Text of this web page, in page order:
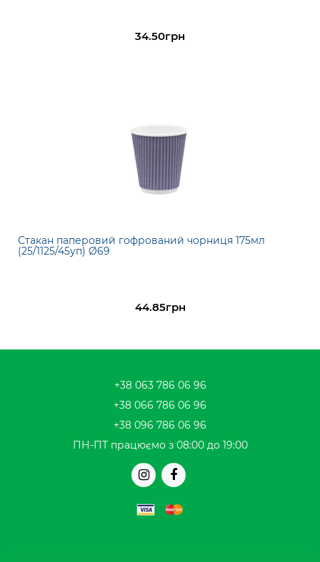
34.50грн
Стакан паперовий гофрований чорниця 175мл
(25/1125/45уп) Ø69
44.85грн
+38 063 786 06 96
+38 066 786 06 96
+38 096 786 06 96
ПН-ПТ працюємо з 08:00 до 19:00